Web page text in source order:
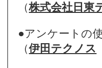
（株式会社日東
●アンケートの
（伊田テクノス